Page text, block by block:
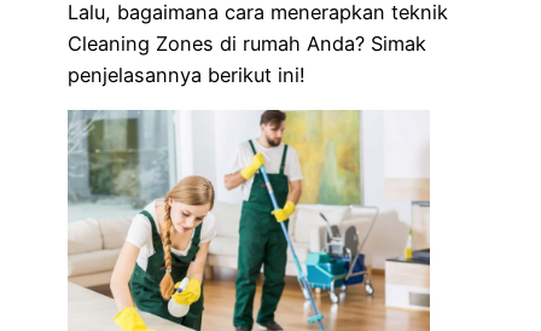
Lalu, bagaimana cara menerapkan teknik
Cleaning Zones di rumah Anda? Simak
penjelasannya berikut ini!